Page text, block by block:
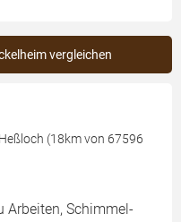
vergleichen
(18km von 67596
Arbeiten, Schimmel-